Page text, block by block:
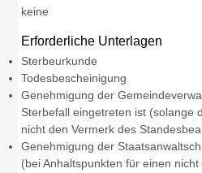
keine
Erforderliche Unterlagen
Sterbeurkunde
Todesbescheinigung
Genehmigung der
Sterbefall eingetreten ist (solange
nicht den Vermerk des
Genehmigung der
(bei Anhaltspunkten für einen